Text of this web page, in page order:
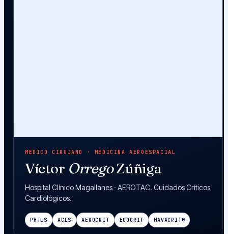
MÉDICO CIRUJANO · MEDICINA AEROESPACIAL
Víctor OrregoZúñiga
Hospital Clínico Magallanes · AEROTAC. Cuidados Críticos
Cardiológicos.
PHTLS ACLS AEROCRIT ECOCRIT MAVACRIT®